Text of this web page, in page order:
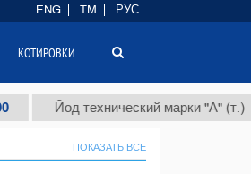
Йод технический марки "А" (т.) $86 000
ПОКАЗАТЬ ВСЕ
ENG TM РУС
КОТИРОВКИ